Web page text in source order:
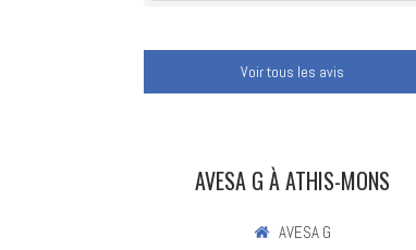
Voir tous les avis
AVESA G À ATHIS-MONS
AVESA G